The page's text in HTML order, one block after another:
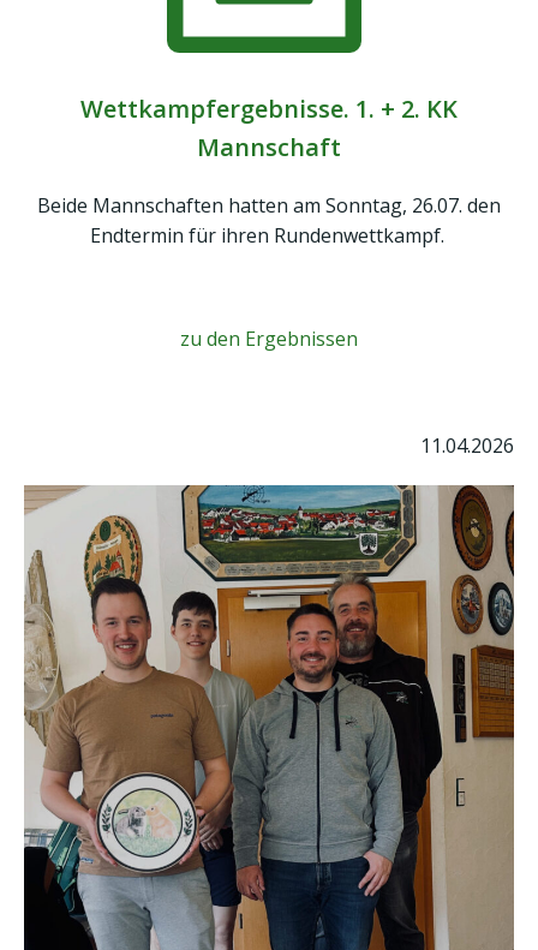
Wettkampfergebnisse. 1. + 2. KK
Mannschaft
Beide Mannschaften hatten am Sonntag, 26.07. den
Endtermin für ihren Rundenwettkampf.
zu den Ergebnissen
11.04.2026